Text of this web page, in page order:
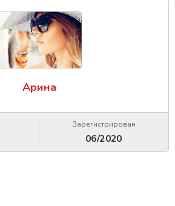
Арина
Зарегистрирован
06/2020